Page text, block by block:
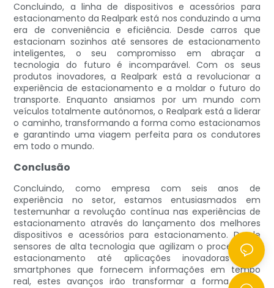
Concluindo, a linha de dispositivos e acessórios para
estacionamento da Realpark está nos conduzindo a uma
era de conveniência e eficiência. Desde carros que
estacionam sozinhos até sensores de estacionamento
inteligentes, o seu compromisso em abraçar a
tecnologia do futuro é incomparável. Com os seus
produtos inovadores, a Realpark está a revolucionar a
experiência de estacionamento e a moldar o futuro do
transporte. Enquanto ansiamos por um mundo com
veículos totalmente autónomos, o Realpark está a liderar
o caminho, transformando a forma como estacionamos
e garantindo uma viagem perfeita para os condutores
em todo o mundo.
Conclusão
Concluindo, como empresa com seis anos de
experiência no setor, estamos entusiasmados em
testemunhar a revolução contínua nas experiências de
estacionamento através do lançamento dos melhores
dispositivos e acessórios para estacionamento. Desde
sensores de alta tecnologia que agilizam o processo de
estacionamento até aplicações inovadoras para
smartphones que fornecem informações em tempo
real, estes avanços irão transformar a forma como